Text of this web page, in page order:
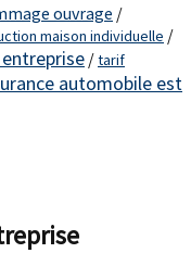
ouvrage /
maison individuelle /
/tarif
automobile est